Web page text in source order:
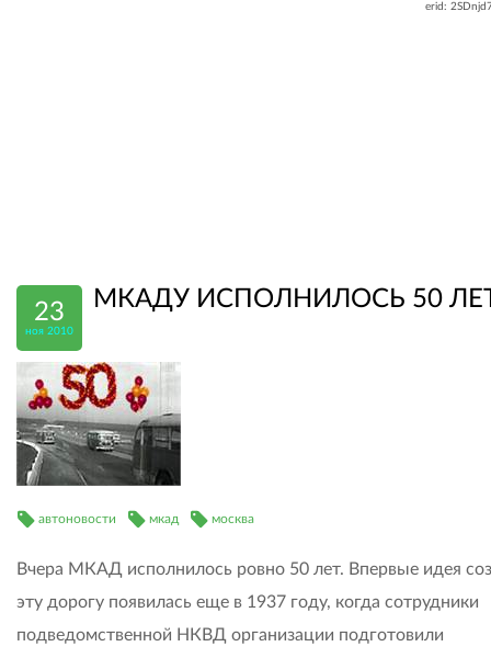
erid:
23
ноя 2010
МКАДУ ИСПОЛНИЛОСЬ 50
автоновости мкад москва
Вчера МКАД исполнилось ровно 50 лет. Впервые идея
эту дорогу появилась еще в 1937 году, когда сотрудники
подведомственной НКВД организации подготовили